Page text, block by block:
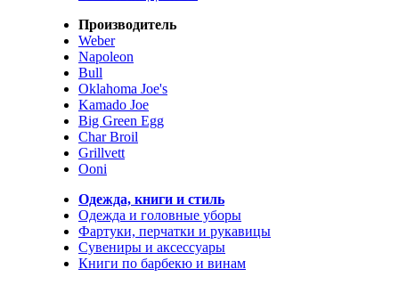
Производитель
Weber
Napoleon
Bull
Oklahoma Joe's
Kamado Joe
Big Green Egg
Char Broil
Grillvett
Ooni
Одежда, книги и стиль
Одежда и головные уборы
Фартуки, перчатки и рукавицы
Сувениры и аксессуары
Книги по барбекю и винам